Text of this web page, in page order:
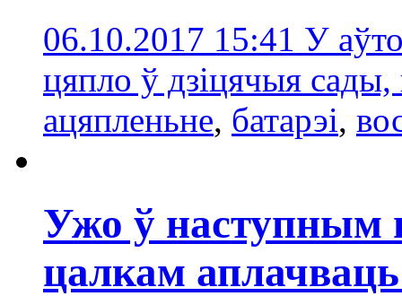
06.10.2017 15:41 У
цяпло ў дзіцячыя
ацяпленьне, батарэi,
Ужо ў наступным
цалкам